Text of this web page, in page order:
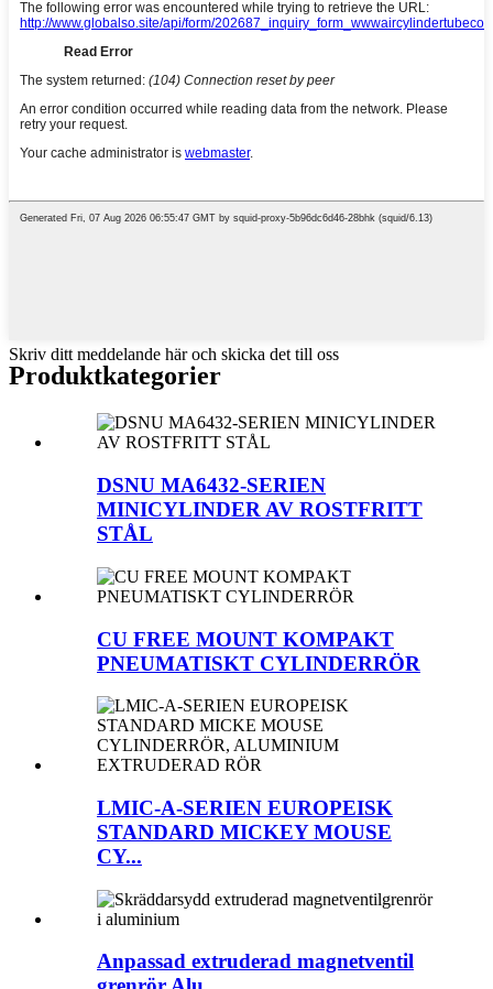
Skriv ditt meddelande här och skicka det till oss
Produktkategorier
DSNU MA6432-SERIEN
MINICYLINDER AV ROSTFRITT
STÅL
CU FREE MOUNT KOMPAKT
PNEUMATISKT CYLINDERRÖR
LMIC-A-SERIEN EUROPEISK
STANDARD MICKEY MOUSE
CY...
Anpassad extruderad magnetventil